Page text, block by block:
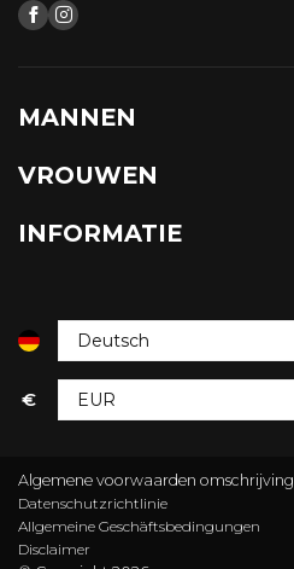
MANNEN
VROUWEN
INFORMATIE
€
Algemene voorwaarden omschrijving
Datenschutzrichtlinie
Allgemeine Geschäftsbedingungen
Disclaimer